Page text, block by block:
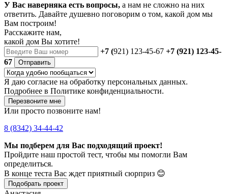
У Вас наверняка есть вопросы, а нам не сложно на них
ответить. Давайте душевно поговорим о том, какой дом мы
Вам построим!
Расскажите нам,
какой дом Вы хотите!
+7 (921) 123-45-67 +7 (921) 123-45-
67
Отправить
Я даю согласие на обработку персональных данных.
Подробнее в Политике конфиденциальности.
Перезвоните мне
Или просто позвоните нам!
8 (8342) 34-44-42
Мы подберем для Вас подходящий проект!
Пройдите наш простой тест, чтобы мы помогли Вам
определиться.
В конце теста Вас ждет приятный сюрприз 😊
Подобрать проект